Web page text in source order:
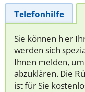
Telefonhilfe
Sie können hier
werden sich
Ihnen melden,
abzuklären. Die
ist für Sie